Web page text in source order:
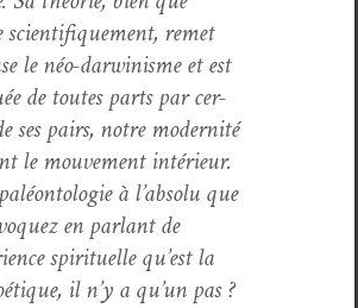
sci­en­tifique­ment, remet
le néo-dar­win­isme et est
de toutes parts par cer­
ses pairs, notre moder­nité
le mou­ve­ment intérieur.
à l’absolu que
en par­lant de
spir­ituelle qu’est la
il n’y a qu’un pas ?